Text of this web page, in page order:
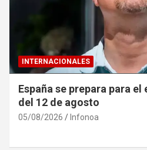
INTERNACIONALES
Ucrania denuncia «caza
rusos en Jersón
04/08/2026 Infonoa